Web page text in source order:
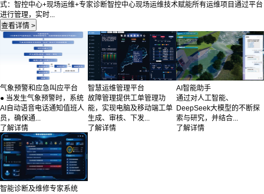
式：智控中心+现场运维+专家诊断智控中心现场运维技术赋能所有运维项目通过平台
进行管理，实时...
气象预警和应急叫应平台
● 当发生气象预警时，系统
AI自动语音电话通知值班人
员，确保通...
了解详情
智慧运维管理平台
故障管理提供工单管理功
能，实现电脑及移动端工单
生成、审核、下发...
了解详情
AI智能助手
通过对人工智能、
DeepSeek大模型的不断探
索与研究，并结合...
了解详情
智能诊断及维修专家系统